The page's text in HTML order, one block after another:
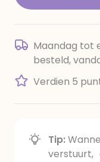
Maandag tot
besteld,
Verdien 5
Tip:
verstuurt,